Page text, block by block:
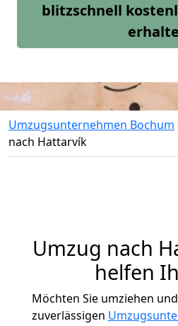
blitzschnell
Umzugsunternehmen Bochum
nach Hattarvík
Umzug nach
helfen
Möchten Sie umziehen
zuverlässigen